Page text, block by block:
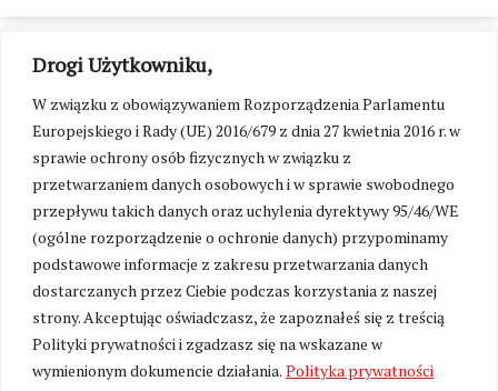
Drogi Użytkowniku,
W związku z obowiązywaniem Rozporządzenia Parlamentu
Europejskiego i Rady (UE) 2016/679 z dnia 27 kwietnia 2016 r. w
sprawie ochrony osób fizycznych w związku z
przetwarzaniem danych osobowych i w sprawie swobodnego
przepływu takich danych oraz uchylenia dyrektywy 95/46/WE
(ogólne rozporządzenie o ochronie danych) przypominamy
podstawowe informacje z zakresu przetwarzania danych
dostarczanych przez Ciebie podczas korzystania z naszej
strony. Akceptując oświadczasz, że zapoznałeś się z treścią
Polityki prywatności i zgadzasz się na wskazane w
wymienionym dokumencie działania. Polityka prywatności
Zmień ustawienia cookies